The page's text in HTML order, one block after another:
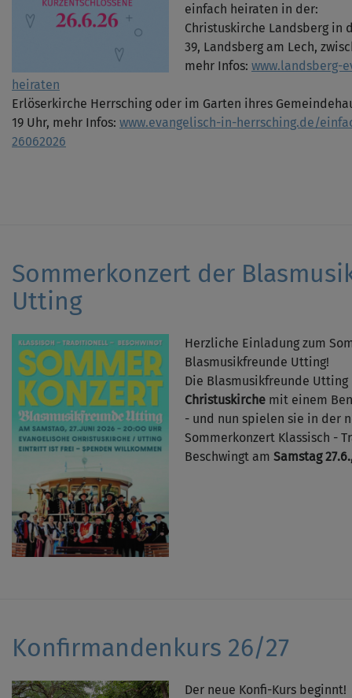
einfach heiraten in der:
Christuskirche Landsberg in
39, Landsberg am Lech,
mehr Infos: www.landsberg-
heiraten
Erlöserkirche Herrsching oder im Garten ihres
19 Uhr, mehr Infos: www.evangelisch-in-herrsching.de/
26062026
Sommerkonzert der
Utting
Herzliche Einladung zum
Blasmusikfreunde Utting!
Die Blasmusikfreunde
Christuskirche mit einem
- und nun spielen sie in der
Sommerkonzert Klassisch -
Beschwingt am Samstag
Konfirmandenkurs 26/27
Der neue Konfi-Kurs beginnt!